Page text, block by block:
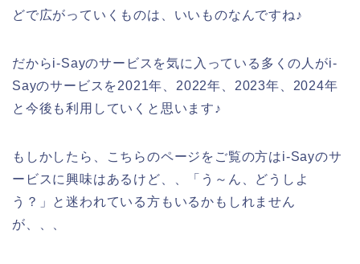
どで広がっていくものは、いいものなんですね♪
だからi-Sayのサービスを気に入っている多くの人がi-
Sayのサービスを2021年、2022年、2023年、2024年
と今後も利用していくと思います♪
もしかしたら、こちらのページをご覧の方はi-Sayのサ
ービスに興味はあるけど、、「う～ん、どうしよ
う？」と迷われている方もいるかもしれません
が、、、